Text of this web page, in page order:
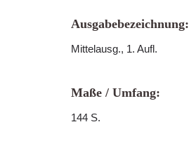
Ausgabebezeichnung:
Mittelausg., 1. Aufl.
Maße / Umfang:
144 S.